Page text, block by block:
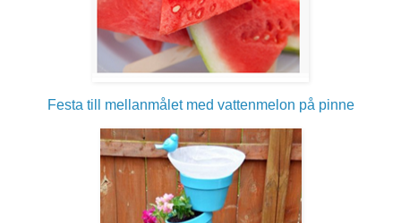
Festa till mellanmålet med vattenmelon på pinne